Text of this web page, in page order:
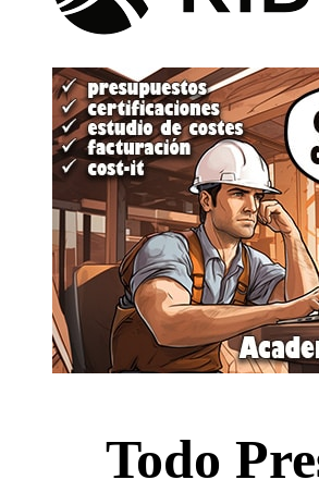
Todo